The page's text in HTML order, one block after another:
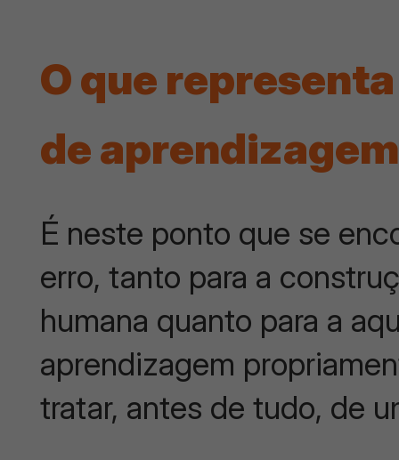
O que
de
É neste ponto que se
erro, tanto para a
humana quanto para a
aprendizagem
tratar, antes de tudo, de